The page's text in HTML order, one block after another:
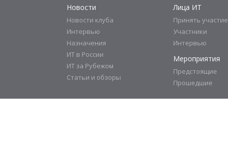
Новости
Новости клуба
Интервью
Назначения
ИТ в России
ИТ за Рубежом
Статьи и обзоры
Лица ИТ
Принять участие
Участники
Интервью
Мероприятия
Предстоящие
Прошедшие